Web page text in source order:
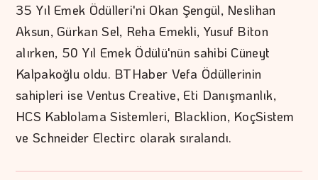
35 Yıl Emek Ödülleri'ni Okan Şengül, Neslihan
Aksun, Gürkan Sel, Reha Emekli, Yusuf Biton
alırken, 50 Yıl Emek Ödülü'nün sahibi Cüneyt
Kalpakoğlu oldu. BTHaber Vefa Ödüllerinin
sahipleri ise Ventus Creative, Eti Danışmanlık,
HCS Kablolama Sistemleri, Blacklion, KoçSistem
ve Schneider Electirc olarak sıralandı.